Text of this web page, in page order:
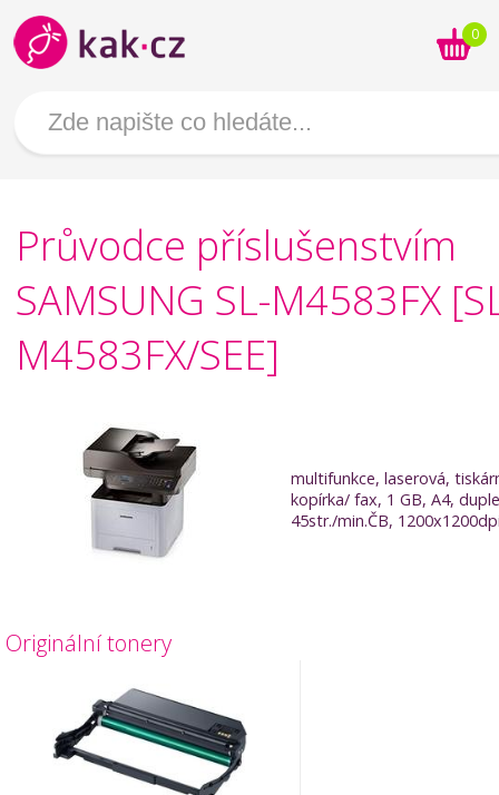
0
Průvodce příslušenstvím
SAMSUNG SL-M4583FX
M4583FX/SEE]
multifunkce, laserová,
kopírka/ fax, 1 GB, A4,
45str./min.ČB,
Originální tonery